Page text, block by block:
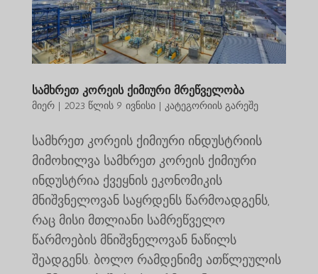
სამხრეთ კორეის ქიმიური მრეწველობა
მიერ | 2023 წლის 9 ივნისი| კატეგორიის გარეშე
სამხრეთ კორეის ქიმიური ინდუსტრიის
მიმოხილვა სამხრეთ კორეის ქიმიური
ინდუსტრია ქვეყნის ეკონომიკის
მნიშვნელოვან საყრდენს წარმოადგენს,
რაც მისი მთლიანი სამრეწველო
წარმოების მნიშვნელოვან ნაწილს
შეადგენს. ბოლო რამდენიმე ათწლეულის